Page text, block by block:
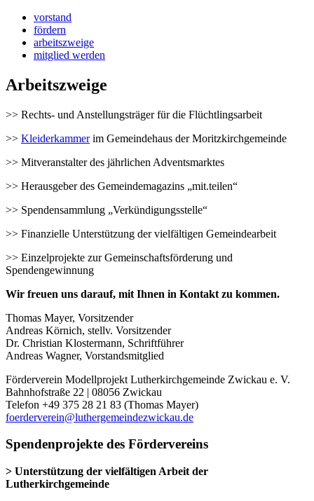
vorstand
fördern
arbeitszweige
mitglied werden
Arbeitszweige
>> Rechts- und Anstellungsträger für die Flüchtlingsarbeit
>> Kleiderkammerim Gemeindehaus der Moritzkirchgemeinde
>> Mitveranstalter des jährlichen Adventsmarktes
>> Herausgeber des Gemeindemagazins „mit.teilen“
>> Spendensammlung „Verkündigungsstelle“
>> Finanzielle Unterstützung der vielfältigen Gemeindearbeit
>> Einzelprojekte zur Gemeinschaftsförderung und
Spendengewinnung
Wir freuen uns darauf, mit Ihnen in Kontakt zu kommen.
Thomas Mayer, Vorsitzender
Andreas Körnich, stellv. Vorsitzender
Dr. Christian Klostermann, Schriftführer
Andreas Wagner, Vorstandsmitglied
Förderverein Modellprojekt Lutherkirchgemeinde Zwickau e. V.
Bahnhofstraße 22 | 08056 Zwickau
Telefon +49 375 28 21 83 (Thomas Mayer)
foerderverein@luthergemeindezwickau.de
Spendenprojekte des Fördervereins
> Unterstützung der vielfältigen Arbeit der
Lutherkirchgemeinde